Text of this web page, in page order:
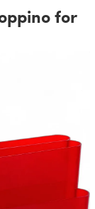
for